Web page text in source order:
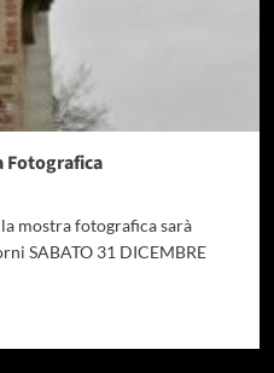
Fotografica
mostra fotografica sarà
SABATO 31 DICEMBRE